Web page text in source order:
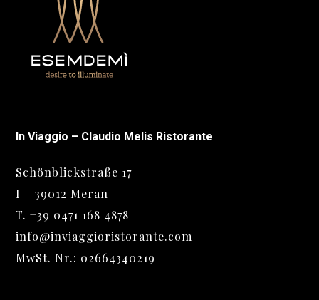
In Viaggio – Claudio Melis Ristorante
Schönblickstraße 17
I – 39012 Meran
T.+39 0471 168 4878
info@inviaggioristorante.com
MwSt. Nr.: 02664340219